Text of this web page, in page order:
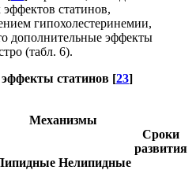
статинов,
гипохолестеринемии,
дополнительные эффекты
(табл. 6).
статинов [23]
Механизмы
Сроки
развития
Нелипидные